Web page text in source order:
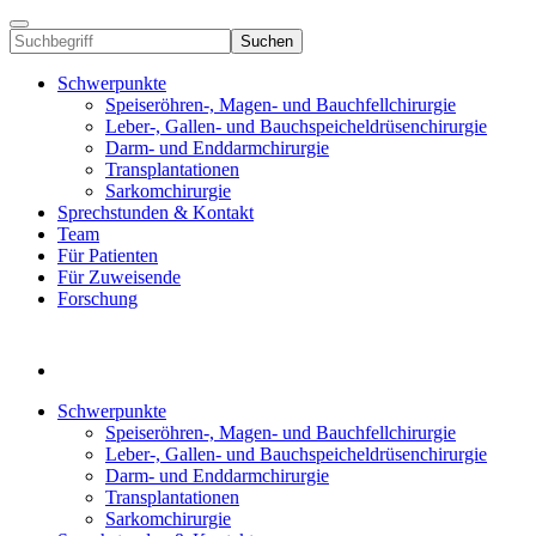
Suchen
Schwerpunkte
Speiseröhren-, Magen- und Bauchfellchirurgie
Leber-, Gallen- und Bauchspeicheldrüsenchirurgie
Darm- und Enddarmchirurgie
Transplantationen
Sarkomchirurgie
Sprechstunden & Kontakt
Team
Für Patienten
Für Zuweisende
Forschung
Schwerpunkte
Speiseröhren-, Magen- und Bauchfellchirurgie
Leber-, Gallen- und Bauchspeicheldrüsenchirurgie
Darm- und Enddarmchirurgie
Transplantationen
Sarkomchirurgie